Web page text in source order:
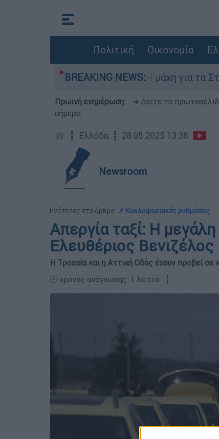
Πολιτική Οικονομία
BREAKING NEWS:
6 Αυγούστου Η μάχη για τα Στενά του
Πρωινή ενημέρωση: ➔ Δείτε τα
σήμερα
┋ Ελλάδα ┋ 28.05.2025 13:38
Newsroom
Ενότητες στο άρθρο: 📌 Κυκλοφοριακές ρυθμίσεις
Απεργία ταξί: Η
Ελευθέριος Βενιζέλος
Η Τροχαία και η Αττική Οδός έχουν προβεί σε
🕛 χρόνος ανάγνωσης: 1 λεπτό ┋